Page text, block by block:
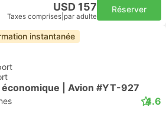
USD 157
Taxes comprises par adulte
Réserver
instantanée
économique | Avion #YT-927
4.6